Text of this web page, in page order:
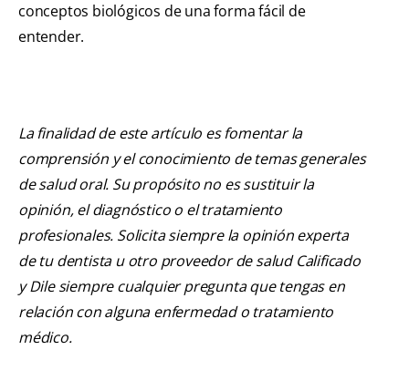
conceptos biológicos de una forma fácil de
entender.
La finalidad de este artículo es fomentar la
comprensión y el conocimiento de temas generales
de salud oral. Su propósito no es sustituir la
opinión, el diagnóstico o el tratamiento
profesionales. Solicita siempre la opinión experta
de tu dentista u otro proveedor de salud Calificado
y Dile siempre cualquier pregunta que tengas en
relación con alguna enfermedad o tratamiento
médico.